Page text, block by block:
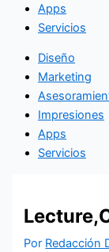
Apps
Servicios
Diseño
Marketing
Impresiones
Apps
Servicios
Por Redacción